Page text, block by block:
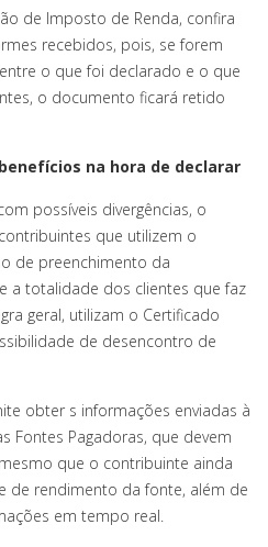
de Imposto de Renda, confira
recebidos, pois, se forem
o que foi declarado e o que
o documento ficará retido
na hora de declarar
possíveis divergências, o
que utilizem o
de preenchimento da
a totalidade dos clientes que faz
geral, utilizam o Certificado
de desencontro de
obter s informações enviadas à
Fontes Pagadoras, que devem
que o contribuinte ainda
de rendimento da fonte, além de
em tempo real.